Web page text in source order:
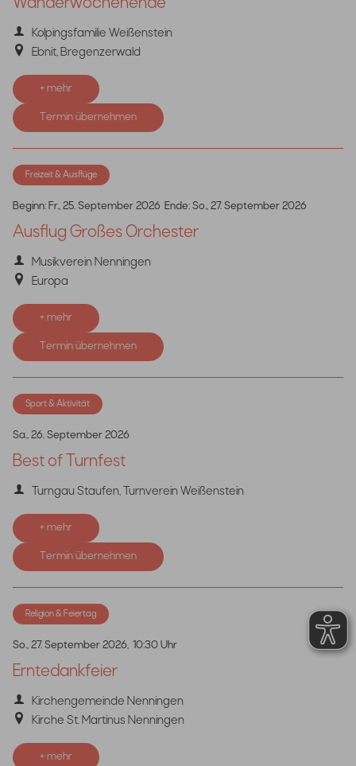
Wanderwochenende
Kolpingsfamilie Weißenstein
Ebnit, Bregenzerwald
+ mehr
Termin übernehmen
Beginn: Fr., 25. September 2026 Ende: So., 27. September 2026
Ausflug Großes Orchester
Musikverein Nenningen
Europa
+ mehr
Termin übernehmen
Freizeit & Ausflüge
Sa., 26. September 2026
Best of Turnfest
Turngau Staufen, Turnverein Weißenstein
+ mehr
Termin übernehmen
Sport & Aktivität
So., 27. September 2026, 10:30 Uhr
Erntedankfeier
Kirchengemeinde Nenningen
Kirche St. Martinus Nenningen
+ mehr
Religion & Feiertag